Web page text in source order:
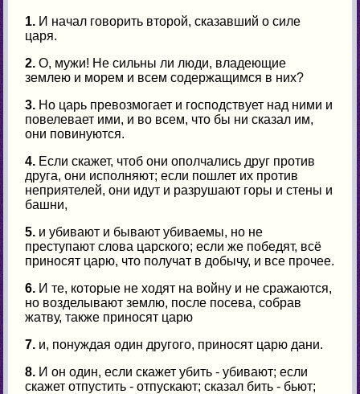
1. И начал говорить второй, сказавший о силе
царя.
2. О, мужи! Не сильны ли люди, владеющие
землею и морем и всем содержащимся в них?
3. Но царь превозмогает и господствует над ними и
повелевает ими, и во всем, что бы ни сказал им,
они повинуются.
4. Если скажет, чтоб они ополчались друг против
друга, они исполняют; если пошлет их против
неприятелей, они идут и разрушают горы и стены и
башни,
5. и убивают и бывают убиваемы, но не
преступают слова царского; если же победят, всё
приносят царю, что получат в добычу, и все прочее.
6. И те, которые не ходят на войну и не сражаются,
но возделывают землю, после посева, собрав
жатву, также приносят царю
7. и, понуждая один другого, приносят царю дани.
8. И он один, если скажет убить - убивают; если
скажет отпустить - отпускают; сказал бить - бьют;